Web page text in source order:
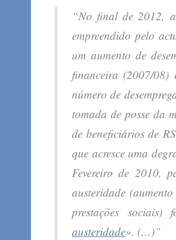
“No final de 2012,
empreendido pelo
um aumento de
financeira (2007/
número de
tomada de posse da
de beneficiários de
que acresce uma
Fevereiro de 2010,
austeridade
prestações
austeridade». (…)”